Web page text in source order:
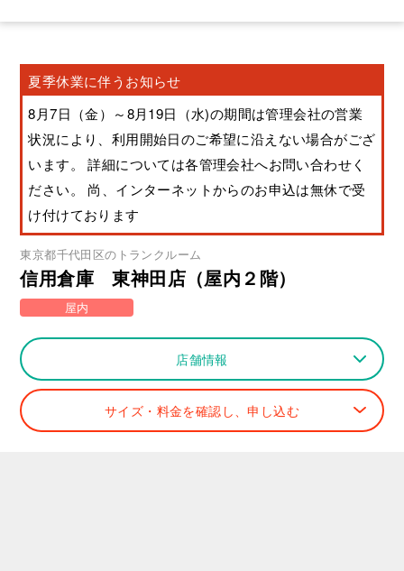
夏季休業に伴うお知らせ
8月7日（金）～8月19日（水)の期間は管理会社の営業
状況により、利用開始日のご希望に沿えない場合がござ
います。 詳細については各管理会社へお問い合わせく
ださい。 尚、インターネットからのお申込は無休で受
け付けております
東京都千代田区のトランクルーム
信用倉庫 東神田店（屋内２階）
屋内
店舗情報
サイズ・料金を確認し、申し込む